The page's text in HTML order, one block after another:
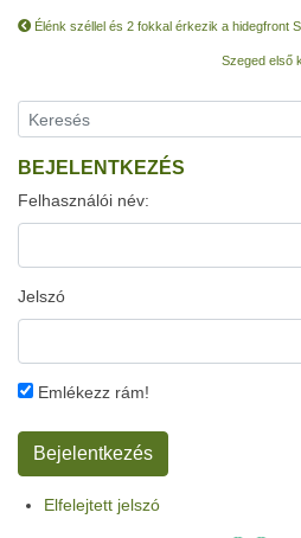
Élénk széllel és 2 fokkal érkezik a hidegfront
Szeged első
BEJELENTKEZÉS
Felhasználói név:
Jelszó
Emlékezz rám!
Elfelejtett jelszó